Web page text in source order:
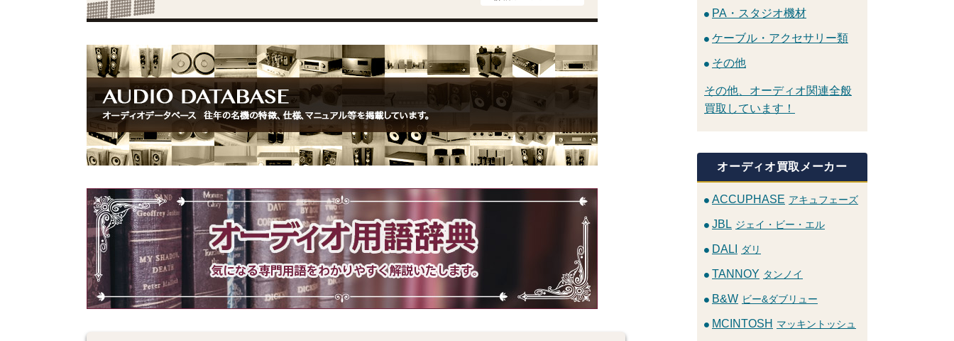
PA・スタジオ機材
ケーブル・アクセサリー類
その他
その他、オーディオ関連全般
買取しています！
オーディオ買取メーカー
ACCUPHASE アキュフェーズ
JBL ジェイ・ビー・エル
DALI ダリ
TANNOY タンノイ
B&W ビー&ダブリュー
MCINTOSH マッキントッシュ